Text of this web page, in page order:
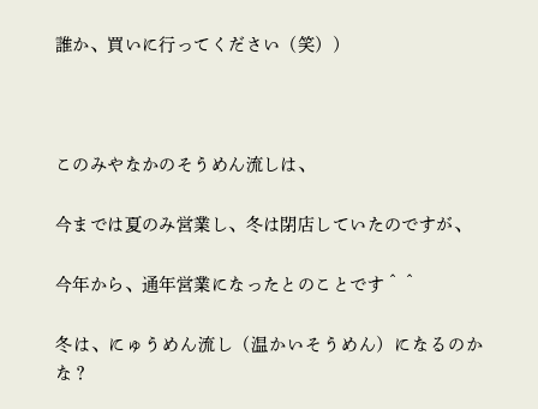
誰か、買いに行ってください（笑））
このみやなかのそうめん流しは、
今までは夏のみ営業し、冬は閉店していたのですが、
今年から、通年営業になったとのことです＾＾
冬は、にゅうめん流し（温かいそうめん）になるのか
な？